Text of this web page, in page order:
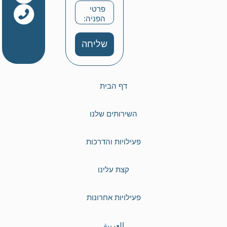
שליחה
דף הבית
השירותים שלנו
פעילויות והדרכות
קצת עלינו
פעילויות אחרונות